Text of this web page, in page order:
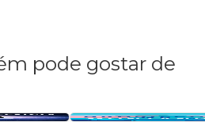
pode gostar de